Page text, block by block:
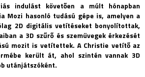
indulást követően a múlt hónapban
Mozi hasonló tudású gépe is, amelyen a
2D digitális vetítéseket bonyolítottak,
a 3D szűrő és szemüvegek érkezését
mozit is vetítettek. A Christie vetítő az
került át, ahol szintén vannak 3D
utánjátszóként.